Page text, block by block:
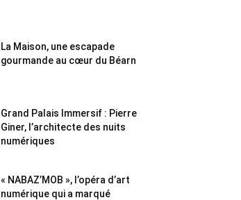
La Maison, une escapade
gourmande au cœur du Béarn
Grand Palais Immersif : Pierre
Giner, l’architecte des nuits
numériques
« NABAZ’MOB », l’opéra d’art
numérique qui a marqué